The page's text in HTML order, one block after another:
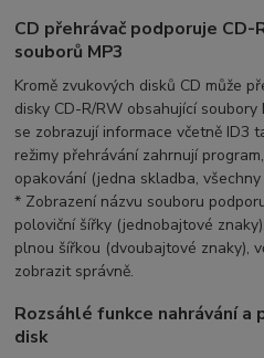
CD přehrávač podporuje CD-
souborů MP3
Kromě zvukových disků CD může
disky CD-R/RW obsahující soubory
se zobrazují informace včetně ID3
režimy přehrávání zahrnují
opakování (jedna skladba,
* Zobrazení názvu souboru
poloviční šířky (jednobajtové
plnou šířkou (dvoubajtové znaky),
zobrazit správně.
Rozsáhlé funkce nahrávání a
disk